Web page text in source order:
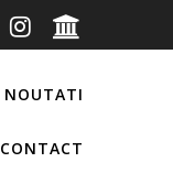
NOUTATI
CONTACT